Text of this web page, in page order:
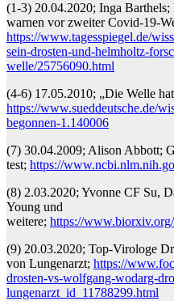
(1-3) 20.04.2020; Inga
warnen vor zweiter Covid-19-
https://www.tagesspiegel.de/
sein-drosten-und-helmholtz-
welle/25756090.html
(4-6) 17.05.2010; „Die Welle
https://www.sueddeutsche.de/
begonnen-1.140006
(7) 30.04.2009; Alison Abbott;
test; https://
(8) 2.03.2020; Yvonne CF Su,
Young und
weitere; https://
(9) 20.03.2020; Top-Virologe
von Lungenarzt; https://
drosten-vs-wolfgang-wodarg-
lungenarzt_id_11788299.html